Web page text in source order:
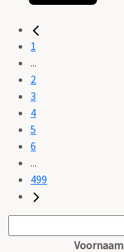
1
...
2
3
4
5
6
...
499
Voornaam